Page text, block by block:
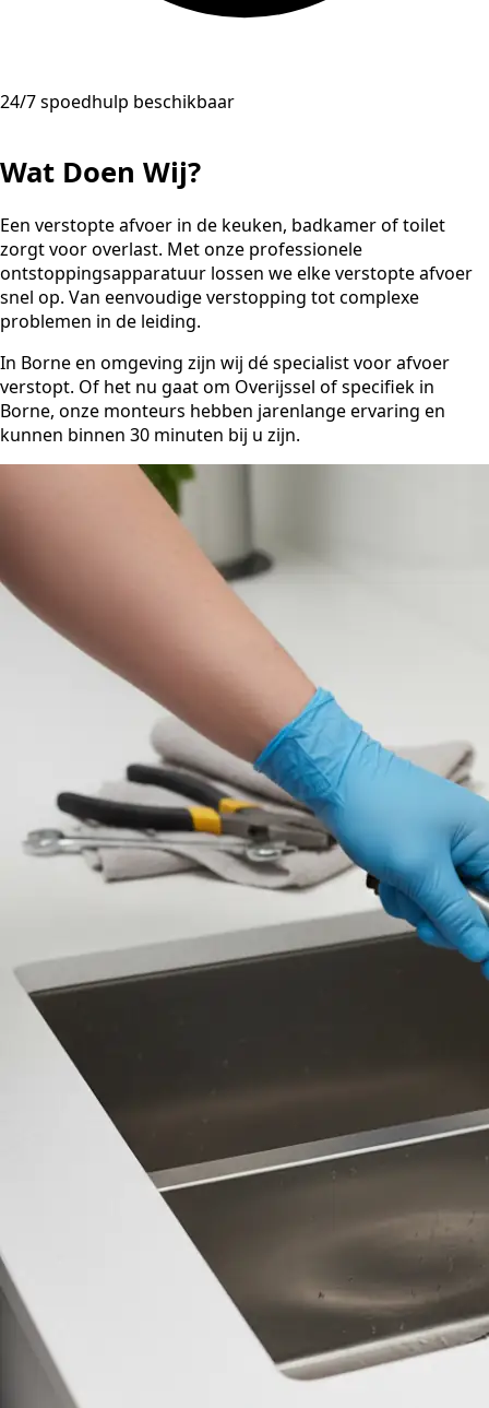
24/7 spoedhulp beschikbaar
Wat Doen Wij?
Een verstopte afvoer in de keuken, badkamer of toilet
zorgt voor overlast. Met onze professionele
ontstoppingsapparatuur lossen we elke verstopte afvoer
snel op. Van eenvoudige verstopping tot complexe
problemen in de leiding.
In Borne en omgeving zijn wij dé specialist voor afvoer
verstopt. Of het nu gaat om Overijssel of specifiek in
Borne, onze monteurs hebben jarenlange ervaring en
kunnen binnen 30 minuten bij u zijn.